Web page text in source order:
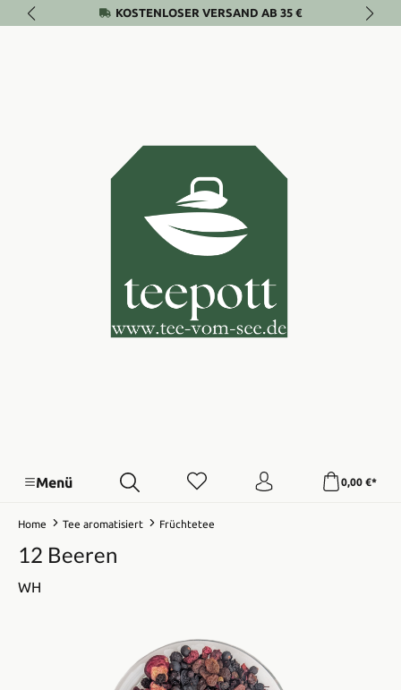
Zum Hauptinhalt springenKOSTENLOSER VERSAND AB 35 €
Menü 0,00 €*
Home Tee aromatisiert Früchtetee
12 Beeren
WH
Bildergalerie überspringen